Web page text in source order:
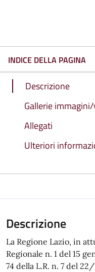
INDICE DELLA PAGINA
Descrizione
Gallerie
Allegati
Ulteriori
Descrizione
La Regione Lazio, in
Regionale n. 1 del 15
74 della L.R. n. 7 del